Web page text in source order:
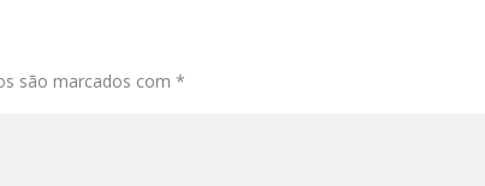
são marcados com*